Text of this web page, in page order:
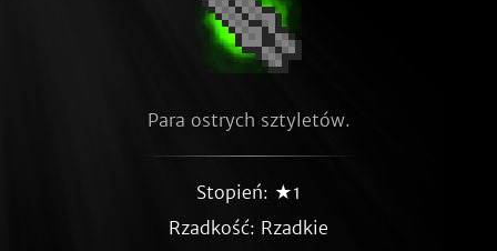
Para ostrych sztyletów.
Stopień: ★1
Rzadkość: Rzadkie